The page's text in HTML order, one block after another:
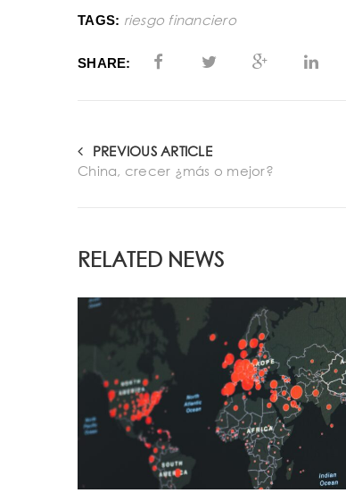
TAGS: riesgo financiero
SHARE:
PREVIOUS ARTICLE
China, crecer ¿más o mejor?
RELATED NEWS